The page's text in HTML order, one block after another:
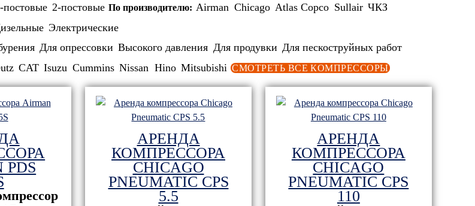
постовые 2-постовые По производителю: Airman Chicago Atlas Copco Sullair ЧКЗ
Электрические
Для опрессовки Высокого давления Для продувки Для пескоструйных работ
CAT Isuzu Cummins Nissan Hino Mitsubishi СМОТРЕТЬ ВСЕ КОМПРЕССОРЫ
PDS
АРЕНДА
КОМПРЕССОРА
CHICAGO
PNEUMATIC CPS
5.5
АРЕНДА
КОМПРЕССОРА
CHICAGO
PNEUMATIC CPS
110